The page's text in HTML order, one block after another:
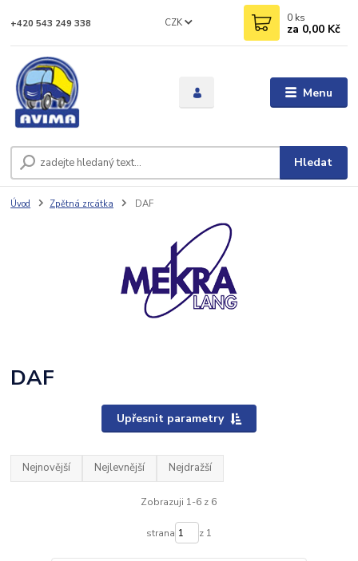
Menu
CZK
Hledat
+420 543 249 338 0 ks
za 0,00 Kč
Úvod Zpětná zrcátka DAF
DAF
Upřesnit parametry
Nejnovější Nejlevnější Nejdražší
Zobrazuji 1-6 z 6
strana z 1